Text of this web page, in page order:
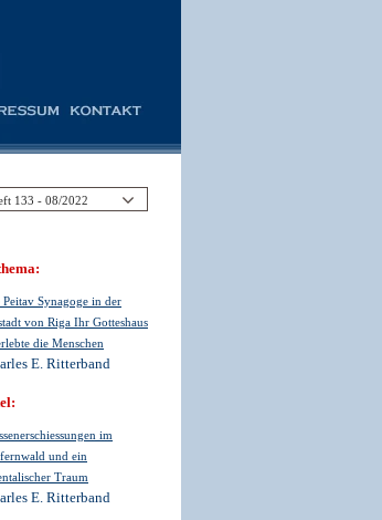
Peitav Synagoge in der
von Riga Ihr Gotteshaus
die Menschen
E. Ritterband
im
und ein
Traum
E. Ritterband